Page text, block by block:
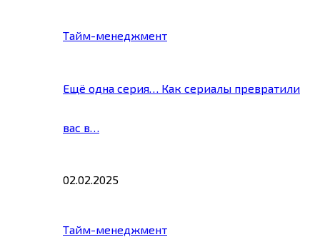
Тайм-менеджмент
Ещё одна серия… Как сериалы превратили
вас в…
02.02.2025
Тайм-менеджмент